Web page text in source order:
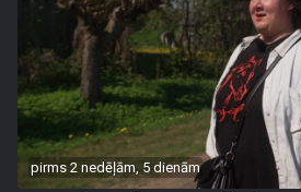
pirms 2 nedēļām, 5 dienām